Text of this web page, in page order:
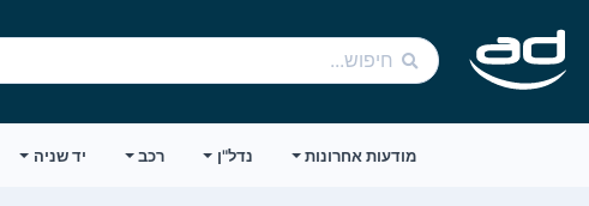
מודעות אחרונות נדל"ן רכב יד שניה